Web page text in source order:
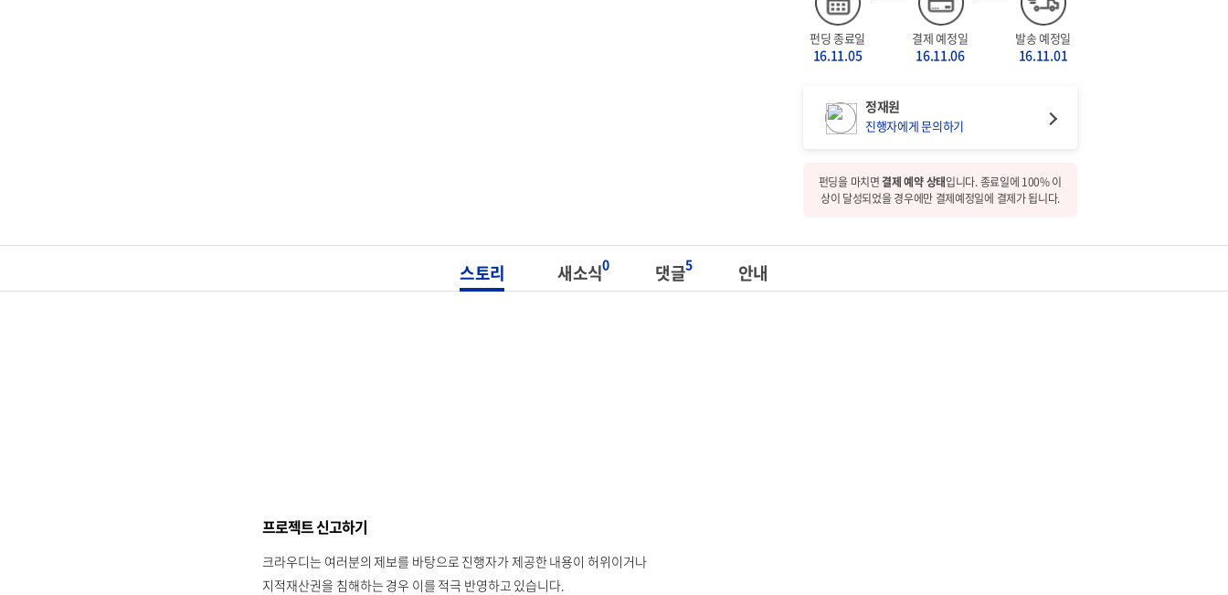
펀딩 종료일
16.11.05
결제 예정일
16.11.06
발송 예정일
16.11.01
정재원
진행자에게 문의하기
펀딩을 마치면결제 예약 상태입니다. 종료일에 100% 이
상이 달성되었을 경우에만 결제예정일에 결제가 됩니다.
스토리 새소식0 댓글5 안내
프로젝트 신고하기
크라우디는 여러분의 제보를 바탕으로 진행자가 제공한 내용이 허위이거나
지적재산권을 침해하는 경우 이를 적극 반영하고 있습니다.